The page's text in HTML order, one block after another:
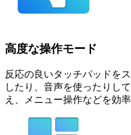
高度な操作モード
反応の良いタッチパッドを
したり、音声を使ったりし
え、メニュー操作などを効